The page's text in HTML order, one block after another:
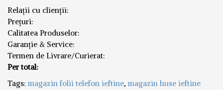
Relații cu clienții:
Prețuri:
Calitatea Produselor:
Garanție & Service:
Termen de Livrare/Curierat:
Per total:
Tags: magazin folii telefon ieftine, magazin huse ieftine